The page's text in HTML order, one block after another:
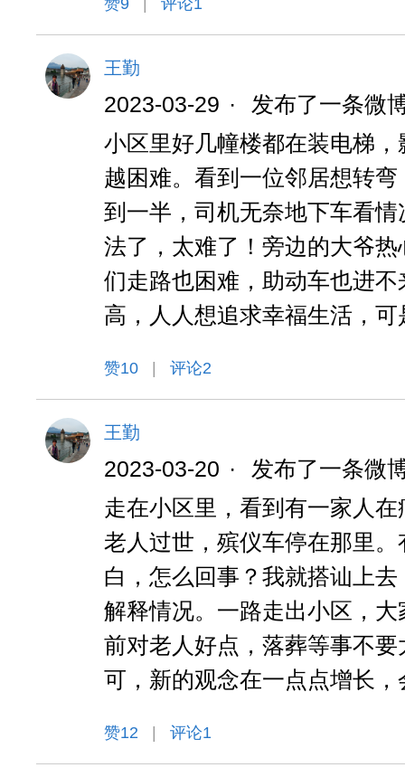
赞9 评论1
王勤
2023-03-29 ·
发布了一条微
小区里好几幢楼都在装电梯
越困难。看到一位邻居想转
到一半，司机无奈地下车看
法了，太难了！旁边的大爷
们走路也困难，助动车也进
高，人人想追求幸福生活，
赞10 评论2
王勤
2023-03-20 ·
发布了一条微
走在小区里，看到有一家人
老人过世，殡仪车停在那里
白，怎么回事？我就搭讪上
解释情况。一路走出小区，
前对老人好点，落葬等事不
可，新的观念在一点点增长
赞12 评论1